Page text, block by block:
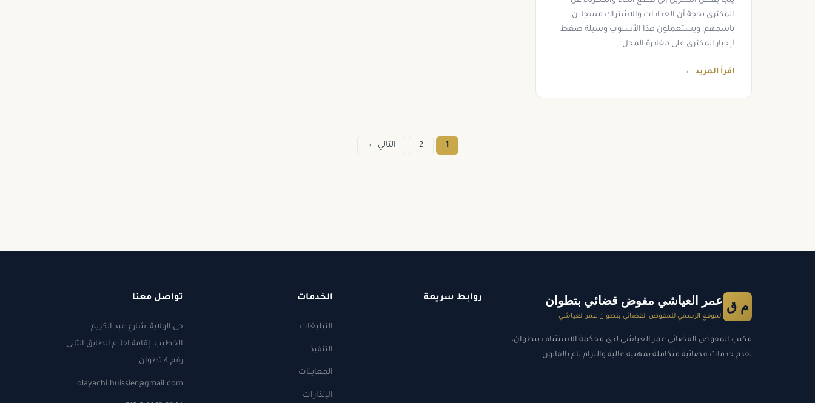
المكتري بحجة أن العدادات والاشتراك مسجلان
باسمهم، ويستعملون هذا الأسلوب وسيلة ضغط
لإجبار المكتري على مغادرة المحل...
اقرأ المزيد ←
تعدد
1
2 التالي ←
م ق عمر العياشي مفوض قضائي بتطوان
الموقع الرسمي للمفوض القضائي بتطوان عمر العياشي
مكتب المفوض القضائي عمر العياشي لدى محكمة الاستئناف بتطوان،
نقدم خدمات قضائية متكاملة بمهنية عالية والتزام تام بالقانون.
روابط سريعة الخدمات
التبليغات
التنفيذ
المعاينات
الإنذارات
تواصل معنا
حي الولاية، شارع عبد الكريم
الخطيب، إقامة احلام الطابق الثاني
رقم 4 تطوان
olayachi.huissier@gmail.com